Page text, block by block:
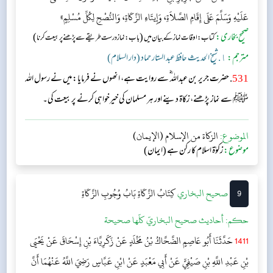
عَلَيْهِ وَسَلَّمَ عَلَى إِقَامِ الصَّلاَةِ، وَإِيتَاءِ الزَّكَاةِ، وَالنُّصْحِ لِكُلِّ مُسْلِمٍ»
صحیح بخاری:کتاب: اوقات نماز کے بیان میں(باب: نماز درست طریقے سے پڑھنے پر بیعت کرنا)
مترجم: ١. شیخ الحدیث حافظ عبد الستار حماد (دار السلام)
531 . حضرت جریر بن عبداللہ ؓ سے روایت ہے، انھوں نے فرمایا: میں نے رسول اللہ
ﷺ سے نماز پڑھنے، زکاۃ دینے اور ہر مسلمان کی خیرخواہی کرنے پر بیعت کی۔
الموضوع:الزكاة من الإسلام (الإيمان)
موضوع:زکوٰۃ اسلام كا ركن ہے (ایمان)
9 ‌‌صحيح البخاريكِتَابُ الزَّكَاةِبَابُ وُجُوبِ الزَّكَاةِ
حکم:أحاديث صحيح البخاريّ كلّها صحيحة
1411حَدَّثَنَا أَبُو عَاصِمٍ الضَّحَّاكُ بْنُ مَخْلَدٍ عَنْ زَكَرِيَّاءَ بْنِ إِسْحَاقَ عَنْ يَحْيَى
بْنِ عَبْدِ اللَّهِ بْنِ صَيْفِيٍّ عَنْ أَبِي مَعْبَدٍ عَنْ ابْنِ عَبَّاسٍ رَضِيَ اللَّهُ عَنْهُمَا أَنَّ